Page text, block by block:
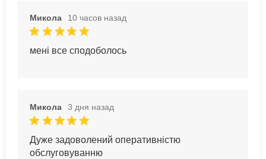
Микола 10 часов назад
мені все сподоболось
Микола 3 дня назад
Дуже задоволений оперативністю
обслуговуванню